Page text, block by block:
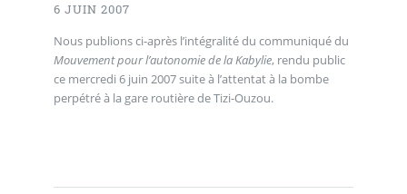
6 JUIN 2007
Nous publions ci-après l’intégralité du communiqué du
Mouvement pour l’autonomie de la Kabylie, rendu public
ce mercredi 6 juin 2007 suite à l’attentat à la bombe
perpétré à la gare routière de Tizi-Ouzou.